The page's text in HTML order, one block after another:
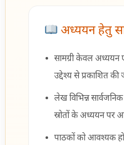
अध्ययन हेतु
सामग्री केवल अध्ययन
उद्देश्य से प्रकाशित की
लेख विभिन्न
स्रोतों के अध्ययन पर
पाठकों को आवश्यक